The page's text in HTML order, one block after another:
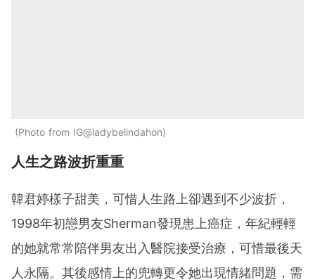
Photo from IG@ladybelindahon
人生之路波折重重
韓君婷樣子甜美，可惜人生路上卻遇到不少波折，
1998年初戀男友Sherman發現患上癌症，年紀輕輕
的她就常常陪伴男友出入醫院接受治療，可惜最後天
人永隔。其後感情上的兜轉更令她出現情緒問題，需